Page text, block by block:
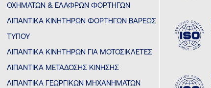
ΟΧΗΜΆΤΩΝ & ΕΛΑΦΡΏΝ ΦΟΡΤΗΓΏΝ
ΛΙΠΑΝΤΙΚΆ ΚΙΝΗΤΉΡΩΝ ΦΟΡΤΗΓΏΝ ΒΑΡΈΩΣ
ΤΎΠΟΥ
ΛΙΠΑΝΤΙΚΆ ΚΙΝΗΤΉΡΩΝ ΓΙΑ ΜΟΤΟΣΙΚΛΈΤΕΣ
ΛΙΠΑΝΤΙΚΆ ΜΕΤΆΔΟΣΗΣ ΚΊΝΗΣΗΣ
ΛΙΠΑΝΤΙΚΆ ΓΕΩΡΓΙΚΏΝ ΜΗΧΑΝΗΜΆΤΩΝ